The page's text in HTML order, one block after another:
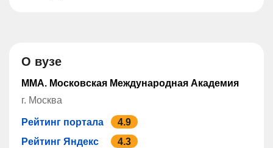
О вузе
ММА. Московская Международная Академия
г. Москва
Рейтинг портала
4.9
Рейтинг Яндекс
4.3